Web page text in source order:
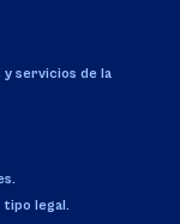
servicios de la
legal.